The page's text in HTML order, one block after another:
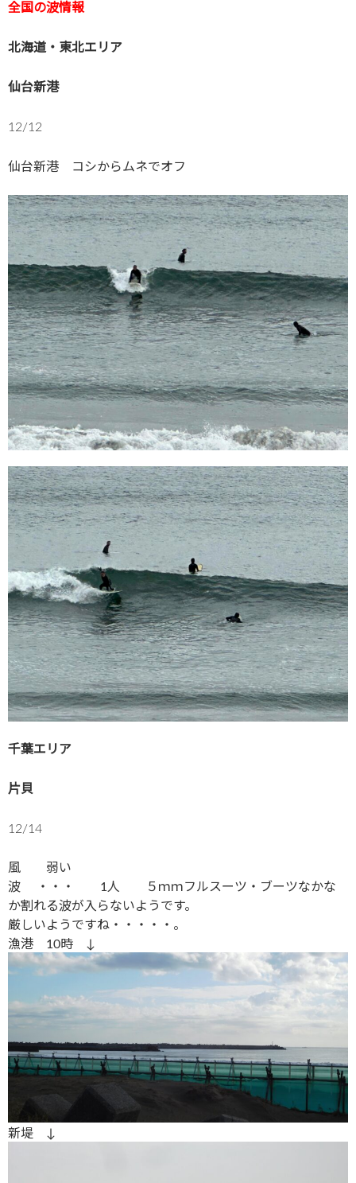
全国の波情報
北海道・東北エリア
仙台新港
12/12
仙台新港 コシからムネでオフ
千葉エリア
片貝
12/14
風 弱い
波 ・・・ 1人 ５ｍｍフルスーツ・ブーツなかな
か割れる波が入らないようです。
厳しいようですね・・・・・。
漁港 10時 ↓
新堤 ↓